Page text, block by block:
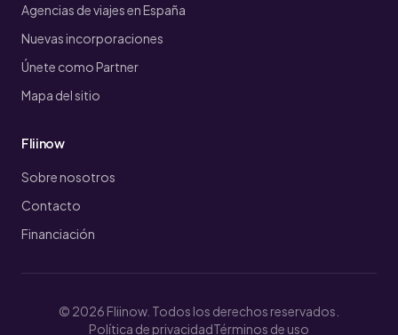
Agencias de viajes en España
Nuevas incorporaciones
Únete como Partner
Mapa del sitio
Fliinow
Sobre nosotros
Contacto
Financiación
© 2026 Fliinow. Todos los derechos reservados.
Política de privacidadTérminos de uso